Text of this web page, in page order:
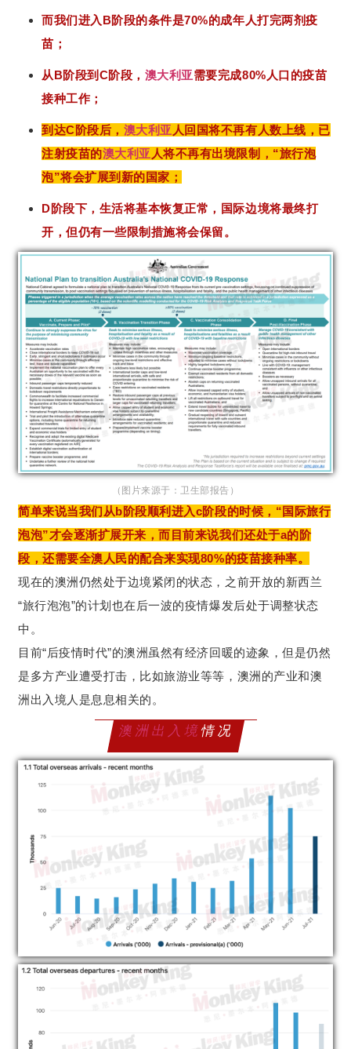
而我们进入B阶段的条件是70%的成年人打完两剂疫
苗；
从B阶段到C阶段， 澳大利亚需要完成80%人口的疫苗
接种工作；
到达C阶段后， 澳大利亚 人回国将不再有人数上线，已
注射疫苗的澳大利亚 人将不再有出境限制，“旅行泡
泡”将会扩展到新的国家；
D阶段下，生活将基本恢复正常，国际边境将最终打
开，但仍有一些限制措施将会保留。
（图片来源于：卫生部报告）
简单来说当我们从b阶段顺利进入c阶段的时候，“国际旅行
泡泡”才会逐渐扩展开来，而目前来说我们还处于a的阶
段，还需要全澳人民的配合来实现80%的疫苗接种率。
现在的澳洲仍然处于边境紧闭的状态，之前开放的新西兰
“旅行泡泡”的计划也在后一波的疫情爆发后处于调整状态
中。
目前“后疫情时代”的澳洲虽然有经济回暖的迹象，但是仍然
是多方产业遭受打击，比如旅游业等等，澳洲的产业和澳
洲出入境人是息息相关的。
澳洲出入境情况